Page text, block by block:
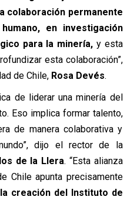
colaboración permanente
en investigación
para la minería, y esta
esta colaboración”,
de Chile, Rosa Devés.
de liderar una minería del
Eso implica formar talento,
de manera colaborativa y
dijo el rector de la
de la Llera. “Esta alianza
Chile apunta precisamente
creación del Instituto de